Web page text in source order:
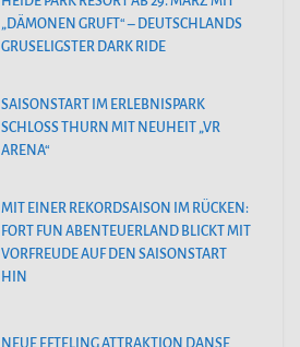
„DÄMONEN GRUFT“ – DEUTSCHLANDS
GRUSELIGSTER DARK RIDE
SAISONSTART IM ERLEBNISPARK
SCHLOSS THURN MIT NEUHEIT „VR
ARENA“
MIT EINER REKORDSAISON IM RÜCKEN:
FORT FUN ABENTEUERLAND BLICKT MIT
VORFREUDE AUF DEN SAISONSTART
HIN